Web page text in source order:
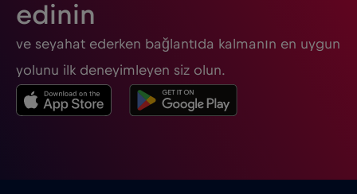
Bosna Hersek
Bulgaristan
edinin
ve seyahat ederken bağlantıda kalmanın en uygun
yolunu ilk deneyimleyen siz olun.